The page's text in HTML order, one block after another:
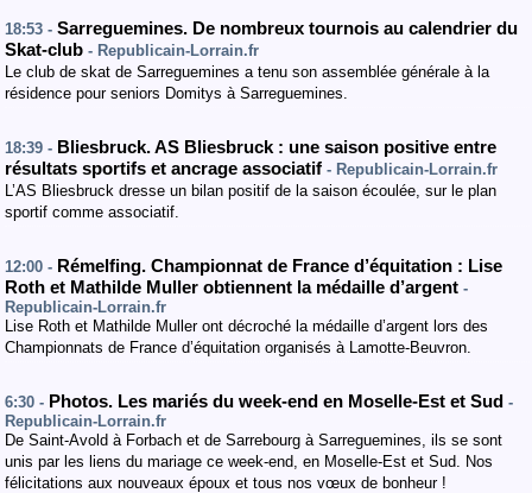
18:53 - Sarreguemines. De nombreux tournois au calendrier du
Skat-club - Republicain-Lorrain.fr
Le club de skat de Sarreguemines a tenu son assemblée générale à la
résidence pour seniors Domitys à Sarreguemines.
18:39 - Bliesbruck. AS Bliesbruck : une saison positive entre
résultats sportifs et ancrage associatif - Republicain-Lorrain.fr
L’AS Bliesbruck dresse un bilan positif de la saison écoulée, sur le plan
sportif comme associatif.
12:00 - Rémelfing. Championnat de France d’équitation : Lise
Roth et Mathilde Muller obtiennent la médaille d’argent -
Republicain-Lorrain.fr
Lise Roth et Mathilde Muller ont décroché la médaille d’argent lors des
Championnats de France d’équitation organisés à Lamotte-Beuvron.
6:30 - Photos. Les mariés du week-end en Moselle-Est et Sud -
Republicain-Lorrain.fr
De Saint-Avold à Forbach et de Sarrebourg à Sarreguemines, ils se sont
unis par les liens du mariage ce week-end, en Moselle-Est et Sud. Nos
félicitations aux nouveaux époux et tous nos vœux de bonheur !